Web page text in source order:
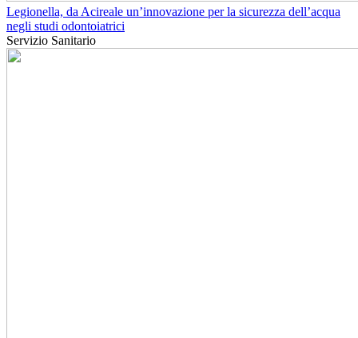
Legionella, da Acireale un’innovazione per la sicurezza dell’acqua
negli studi odontoiatrici
Servizio Sanitario